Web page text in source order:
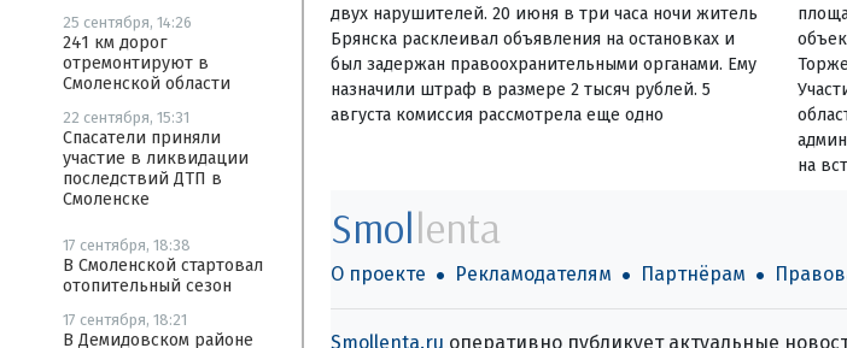
25 сентября, 14:26
241 км дорог
отремонтируют в
Смоленской области
22 сентября, 15:31
Спасатели приняли
участие в ликвидации
последствий ДТП в
Смоленске
17 сентября, 18:38
В Смоленской стартовал
отопительный сезон
17 сентября, 18:21
В Демидовском районе
двух нарушителей. 20 июня в три часа ночи житель
Брянска расклеивал объявления на остановках и
был задержан правоохранительными органами. Ему
назначили штраф в размере 2 тысяч рублей. 5
августа комиссия рассмотрела еще одно
на
Smollenta
О проекте Рекламодателям Партнёрам
Smollenta.ru оперативно публикует актуальные